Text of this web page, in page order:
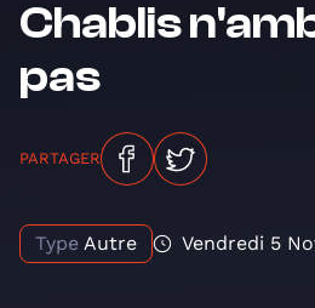
Chablis
pas
PARTAGER
Type Autre Vendredi 5